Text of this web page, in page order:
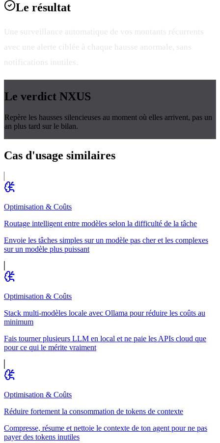
Le résultat
Une surveillance automatique de vos montants récurrents
avec une alerte ciblée à chaque hausse anormale, sans
notifications inutiles.
Le verdict NXUS
Repère les hausses silencieuses au moment où elles arrivent, pas un
an plus tard sur le bilan.
Cas d'usage similaires
Optimisation & Coûts
Routage intelligent entre modèles selon la difficulté de la tâche
Envoie les tâches simples sur un modèle pas cher et les complexes
sur un modèle plus puissant
Optimisation & Coûts
Stack multi-modèles locale avec Ollama pour réduire les coûts au
minimum
Fais tourner plusieurs LLM en local et ne paie les APIs cloud que
pour ce qui le mérite vraiment
Optimisation & Coûts
Réduire fortement la consommation de tokens de contexte
Compresse, résume et nettoie le contexte de ton agent pour ne pas
payer des tokens inutiles